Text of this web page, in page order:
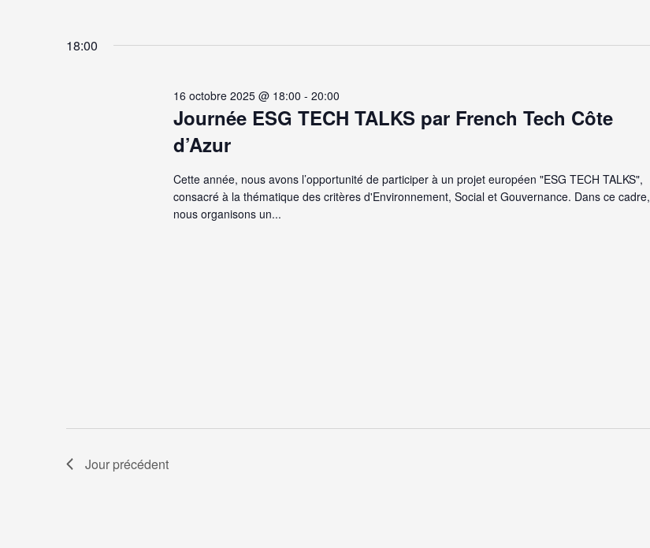
18:00
Journée ESG TECH TALKS par French Tech Côte
d’Azur
16 octobre 2025 @ 18:00 - 20:00
Cette année, nous avons l’opportunité de participer à un projet européen "ESG TECH TALKS",
consacré à la thématique des critères d'Environnement, Social et Gouvernance. Dans ce cadre,
nous organisons un...
Jour précédent